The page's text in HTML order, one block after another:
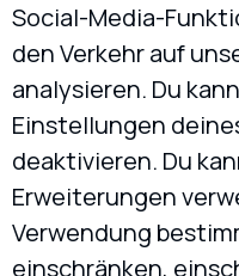
Social-Media-
den Verkehr auf
analysieren. Du
Einstellungen
deaktivieren. Du
Erweiterungen
Verwendung
einschränken,